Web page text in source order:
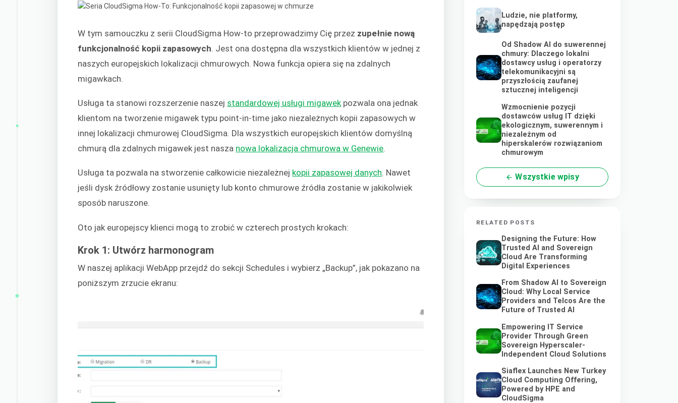
W tym samouczku z serii CloudSigma How-to przeprowadzimy Cię przez zupełnie nową
funkcjonalność kopii zapasowych . Jest ona dostępna dla wszystkich klientów w jednej z
naszych europejskich lokalizacji chmurowych. Nowa funkcja opiera się na zdalnych
migawkach.
Usługa ta stanowi rozszerzenie naszej standardowej usługi migawek pozwala ona jednak
klientom na tworzenie migawek typu point-in-time jako niezależnych kopii zapasowych w
innej lokalizacji chmurowej CloudSigma. Dla wszystkich europejskich klientów domyślną
chmurą dla zdalnych migawek jest nasza nowa lokalizacja chmurowa w Genewie
Usługa ta pozwala na stworzenie całkowicie niezależnej kopii zapasowej danych. Nawet
jeśli dysk źródłowy zostanie usunięty lub konto chmurowe źródła zostanie w jakikolwiek
sposób naruszone.
Oto jak europejscy klienci mogą to zrobić w czterech prostych krokach:
Krok 1: Utwórz harmonogram
W naszej aplikacji WebApp przejdź do sekcji Schedules i wybierz „Backup”, jak pokazano na
poniższym zrzucie ekranu:
Ludzie, nie platformy,
napędzają postęp
Od Shadow AI do suwerennej
chmury: Dlaczego lokalni
dostawcy usług i operatorzy
telekomunikacyjni są
przyszłością zaufanej
sztucznej inteligencji
Wzmocnienie pozycji
dostawców usług IT dzięki
ekologicznym, suwerennym i
niezależnym od
hiperskalerów rozwiązaniom
chmurowym
Wszystkie wpisy
RELATED POSTS
Designing the Future: How
Trusted AI and Sovereign
Cloud Are Transforming
Digital Experiences
From Shadow AI to Sovereign
Cloud: Why Local Service
Providers and Telcos Are the
Future of Trusted AI
Empowering IT Service
Provider Through Green
Sovereign Hyperscaler-
Independent Cloud Solutions
Siaflex Launches New Turkey
Cloud Computing Offering,
Powered by HPE and
CloudSigma